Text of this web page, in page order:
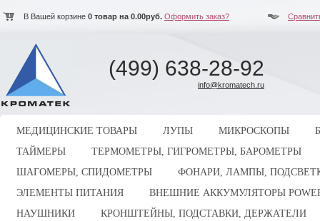
В Вашей корзине 0 товар на 0.00руб. Оформить заказ?
(499) 638-28-92
info@kromatech.ru
МЕДИЦИНСКИЕ ТОВАРЫ ЛУПЫ МИКРОСКОПЫ
ТАЙМЕРЫ
ТЕРМОМЕТРЫ, ГИГРОМЕТРЫ, БАРОМЕТРЫ
ШАГОМЕРЫ, СПИДОМЕТРЫ
ФОНАРИ, ЛАМПЫ,
ЭЛЕМЕНТЫ ПИТАНИЯ
ВНЕШНИЕ АККУМУЛЯТОРЫ
НАУШНИКИ
КРОНШТЕЙНЫ, ПОДСТАВКИ, ДЕРЖАТЕЛИ